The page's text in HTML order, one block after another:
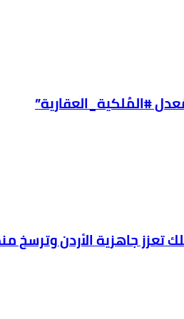
#المُلكية_العقارية”
تعزز جاهزية الأردن وترسخ